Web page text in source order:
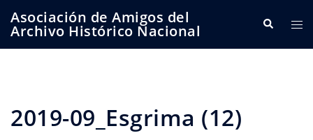
Asociación de Amigos del
Archivo Histórico Nacional Buscar
2019-09_Esgrima (12)